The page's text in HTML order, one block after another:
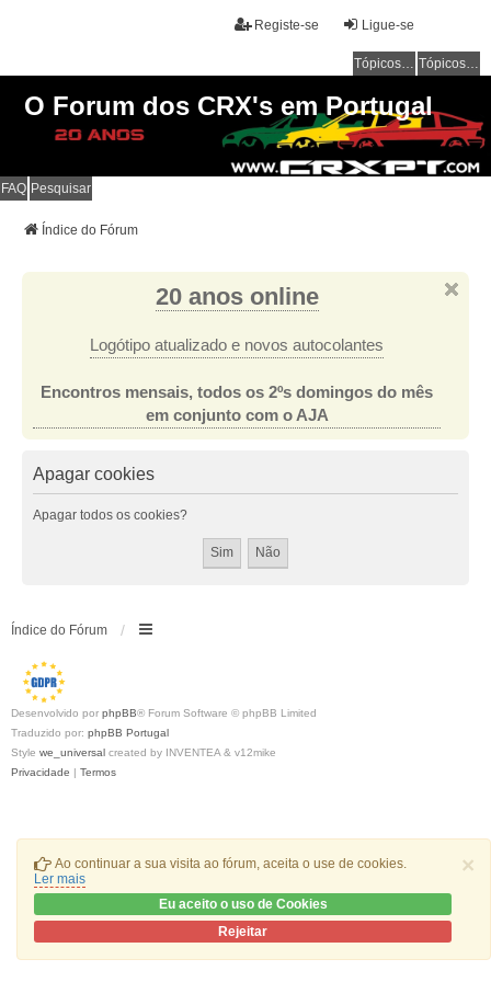
×
Ao continuar a sua visita ao fórum, aceita o use de cookies.
Ler mais
Eu aceito o uso de Cookies
Rejeitar
Ligue-se
Registe-se
Tópicos sem resposta Tópicos ativos
O Forum dos CRX's em Portugal
FAQ Pesquisar
Índice do Fórum
20 anos online
Logótipo atualizado e novos autocolantes
Encontros mensais, todos os 2ºs domingos do mês
em conjunto com o AJA
Apagar cookies
Apagar todos os cookies?
Índice do Fórum
Desenvolvido por phpBB® Forum Software © phpBB Limited
Traduzido por: phpBB Portugal
Style we_universal created by INVENTEA & v12mike
Privacidade | Termos